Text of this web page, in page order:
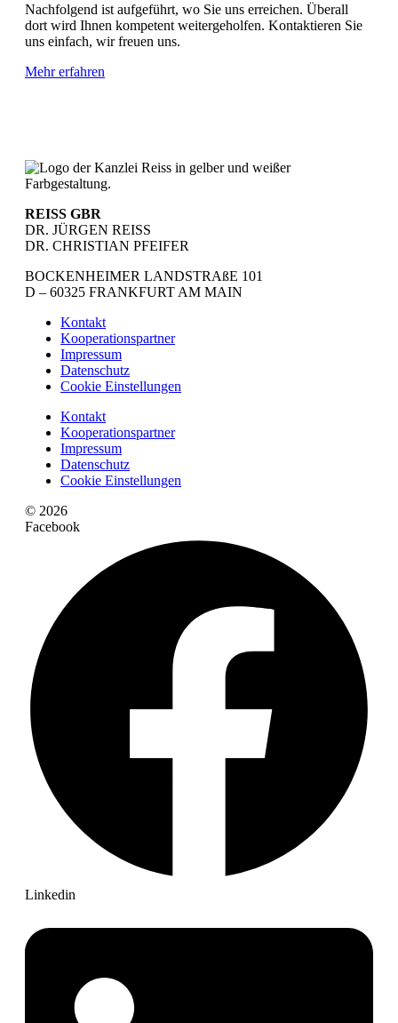
Nachfolgend ist aufgeführt, wo Sie uns erreichen. Überall
dort wird Ihnen kompetent weitergeholfen. Kontaktieren Sie
uns einfach, wir freuen uns.
Mehr erfahren
REISS GBR
DR. JÜRGEN REISS
DR. CHRISTIAN PFEIFER
BOCKENHEIMER LANDSTRAßE 101
D – 60325 FRANKFURT AM MAIN
Kontakt
Kooperationspartner
Impressum
Datenschutz
Cookie Einstellungen
Kontakt
Kooperationspartner
Impressum
Datenschutz
Cookie Einstellungen
© 2026
Facebook
Linkedin